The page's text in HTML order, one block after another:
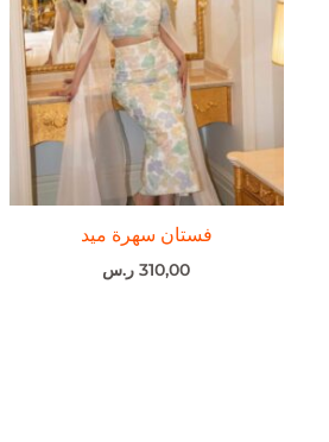
فستان سهرة ميد
310,00 ر.س